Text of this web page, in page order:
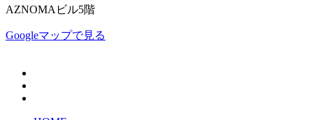
AZNOMAビル5階
Googleマップで見る